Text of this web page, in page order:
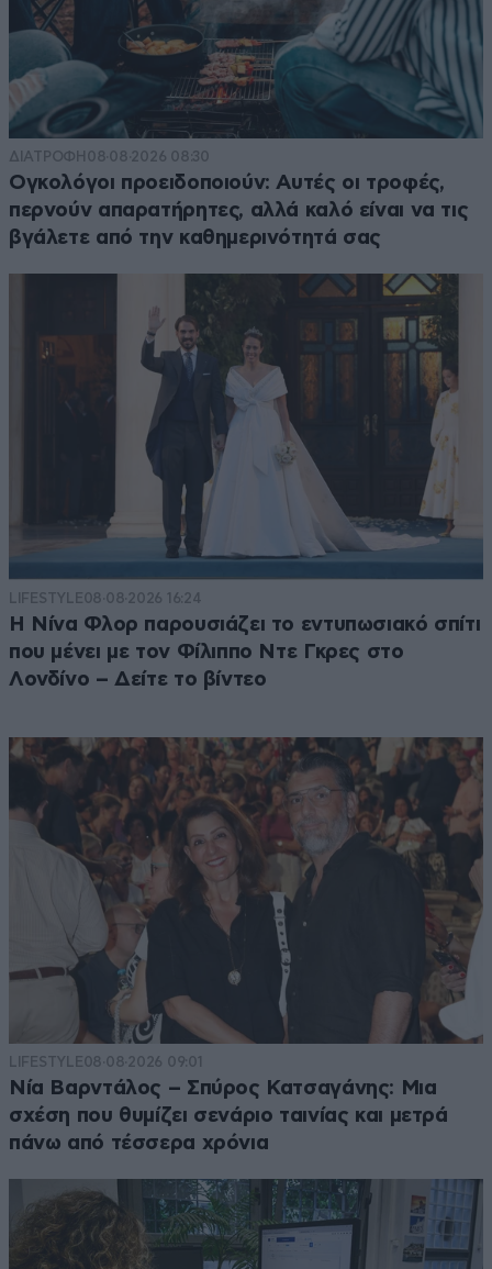
ΔΙΑΤΡΟΦΗ 08·08·2026 08:30
Ογκολόγοι προειδοποιούν: Αυτές οι τροφές,
περνούν απαρατήρητες, αλλά καλό είναι να τις
βγάλετε από την καθημερινότητά σας
LIFESTYLE08·08·2026 16:24
Η Νίνα Φλορ παρουσιάζει το εντυπωσιακό σπίτι
που μένει με τον Φίλιππο Ντε Γκρες στο
Λονδίνο – Δείτε το βίντεο
LIFESTYLE08·08·2026 09:01
Νία Βαρντάλος – Σπύρος Κατσαγάνης: Μια
σχέση που θυμίζει σενάριο ταινίας και μετρά
πάνω από τέσσερα χρόνια